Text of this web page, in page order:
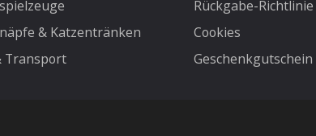
& Katzentränken
Transport
Rückgabe-Richtlinie
Cookies
Geschenkgutschein